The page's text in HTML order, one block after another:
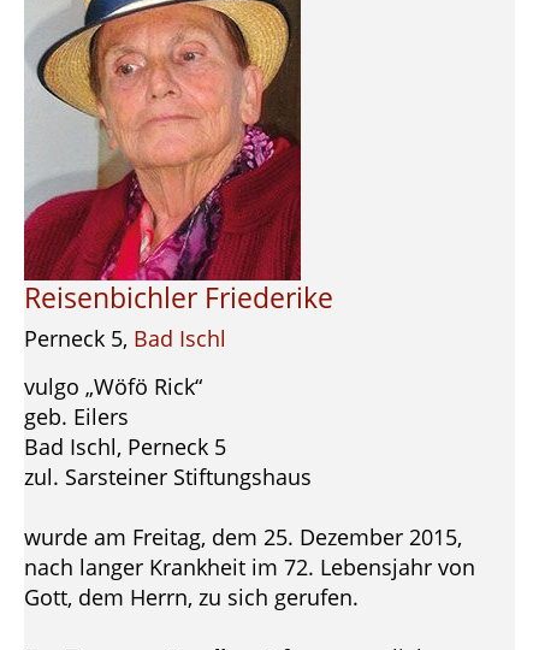
Reisenbichler Friederike
Perneck 5, Bad Ischl
vulgo „Wöfö Rick“
geb. Eilers
Bad Ischl, Perneck 5
zul. Sarsteiner Stiftungshaus
wurde am Freitag, dem 25. Dezember 2015,
nach langer Krankheit im 72. Lebensjahr von
Gott, dem Herrn, zu sich gerufen.